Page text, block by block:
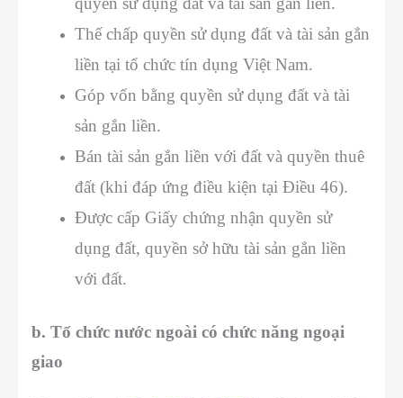
Thế chấp quyền sử dụng đất và tài sản gắn
liền tại tổ chức tín dụng Việt Nam.
Góp vốn bằng quyền sử dụng đất và tài
sản gắn liền.
Bán tài sản gắn liền với đất và quyền thuê
đất (khi đáp ứng điều kiện tại Điều 46).
Được cấp Giấy chứng nhận quyền sử
dụng đất, quyền sở hữu tài sản gắn liền
với đất.
b. Tổ chức nước ngoài có chức năng ngoại
giao